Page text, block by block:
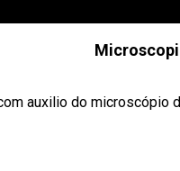
auxilio do microscópio